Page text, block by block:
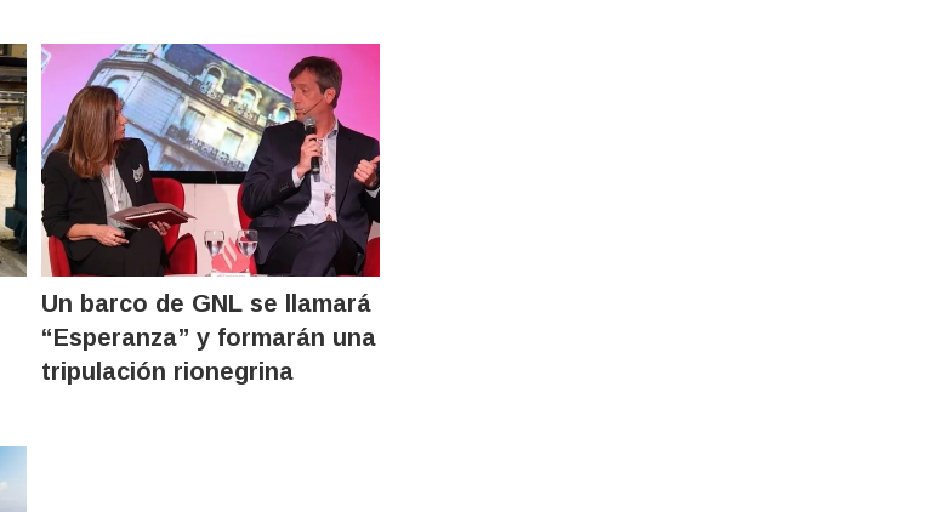
Un barco de GNL se llamará
“Esperanza” y formarán una
tripulación rionegrina